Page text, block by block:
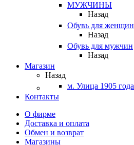
МУЖЧИНЫ
Назад
Обувь для женщин
Назад
Обувь для мужчин
Назад
Магазин
Назад
м. Улица 1905 года
Контакты
О фирме
Доставка и оплата
Обмен и возврат
Магазины